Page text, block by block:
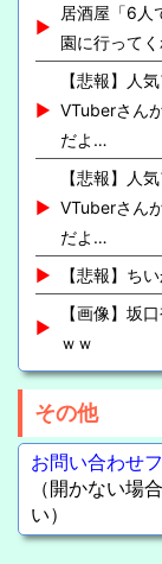
居酒屋「6人
園に行ってく
【悲報】人
VTuberさん
だよ…
【悲報】人
VTuberさん
だよ…
【悲報】ち
【画像】坂
ｗｗ
その他
お問い合わせ
（開かない場
い）